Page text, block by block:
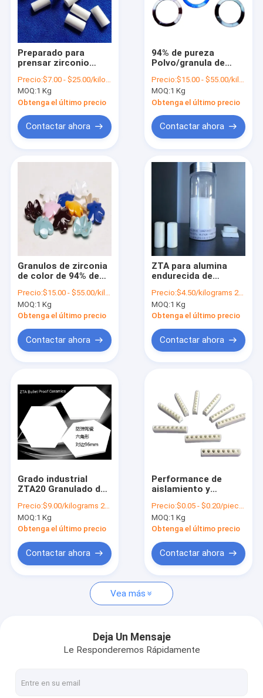
Productos
Los vídeos
Sobre nosotros
Contacta con nosotros
Solicitar una cita
Pigmentos cerámicos
Componentes de cerámica para la industria
Pigmentos fotoluminiscentes
Preparado para
prensar zirconio
endurecido polvo
granulado para
aplicaciones
duraderas
Precio:$7.00 - $25.00/kilograms
MOQ:1 Kg
Obtenga el último precio
Contactar ahora
94% de pureza
Polvo/granula de
Ideal para
rojo/negro/amarillo/
Precio:$15.00 - $55.00/kilograms
MOQ:1 Kg
Obtenga el último precio
Contactar ahora
Granulos de zirconia
de color de 94% de
competitividad
industrial
Precio:$15.00 - $55.00/kilograms
MOQ:1 Kg
Obtenga el último precio
Contactar ahora
ZTA para alumina
endurecida de
industrial en polvo o
gránulos
Precio:$4.50/kilograms 25-999 kilograms
MOQ:1 Kg
Obtenga el último precio
Contactar ahora
Grado industrial
ZTA20 Granulado de
industria versátil
Fabricación de
cerámica
Precio:$9.00/kilograms 25-999 kilograms
MOQ:1 Kg
Obtenga el último precio
Contactar ahora
Performance de
aislamiento y
temperatura
Termostato
cerámico de alumina
Precio:$0.05 - $0.20/pieces
MOQ:1 Kg
Obtenga el último precio
Contactar ahora
Vea más
Deja Un Mensaje
Le Responderemos Rápidamente